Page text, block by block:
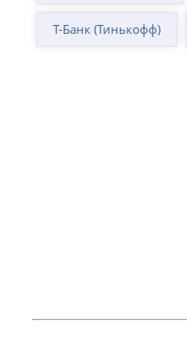
Т-Банк (Тинькофф)